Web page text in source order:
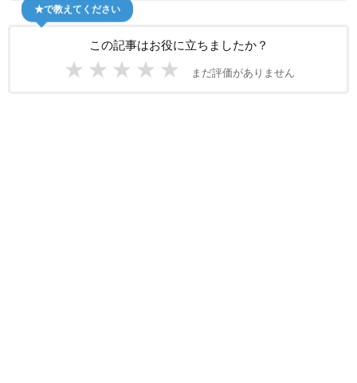
この記事はお役に立ちましたか？
★ ★ ★ ★ ★ まだ評価がありません
★で教えてください